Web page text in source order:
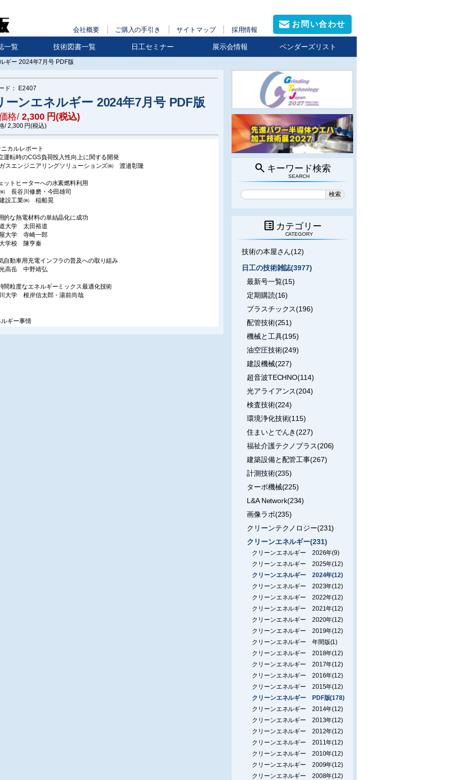
会社概要 ご購入の手引き サイトマップ 採用情報
お問い合わせ
一覧 技術図書一覧 日工セミナー 展示会情報 ベンダーズリスト
ギー 2024年7月号 PDF版
ド： E2407
ーンエネルギー 2024年7月号 PDF版
格/ 2,300円(税込)
/ 2,300円(税込)
カルレポート
運転時のCGS負荷投入性向上に関する開発
スエンジニアリングソリューションズ㈱ 渡邉彰隆
ットヒーターへの水素燃料利用
長谷川修磨・今田雄司
設工業㈱ 稲船晃
的な熱電材料の単結晶化に成功
大学 太田裕道
大学 寺崎一郎
学校 陳亨秦
自動車用充電インフラの普及への取り組み
高岳 中野靖弘
間粒度なエネルギーミックス最適化技術
大学 根岸信太郎・湯前尚哉
ルギー事情
search キーワード検索
SEARCH
list_alt カテゴリー
CATEGORY
技術の本屋さん(12)
日工の技術雑誌(3977)
最新号一覧(15)
定期購読(16)
プラスチックス(196)
配管技術(251)
機械と工具(195)
油空圧技術(249)
建設機械(227)
超音波TECHNO(114)
光アライアンス(204)
検査技術(224)
環境浄化技術(115)
住まいとでんき(227)
福祉介護テクノプラス(206)
建築設備と配管工事(267)
計測技術(235)
ターボ機械(225)
L&A Network(234)
画像ラボ(235)
クリーンテクノロジー(231)
クリーンエネルギー(231)
クリーンエネルギー 2026年(9)
クリーンエネルギー 2025年(12)
クリーンエネルギー 2024年(12)
クリーンエネルギー 2023年(12)
クリーンエネルギー 2022年(12)
クリーンエネルギー 2021年(12)
クリーンエネルギー 2020年(12)
クリーンエネルギー 2019年(12)
クリーンエネルギー 年間版(1)
クリーンエネルギー 2018年(12)
クリーンエネルギー 2017年(12)
クリーンエネルギー 2016年(12)
クリーンエネルギー 2015年(12)
クリーンエネルギー PDF版(178)
クリーンエネルギー 2014年(12)
クリーンエネルギー 2013年(12)
クリーンエネルギー 2012年(12)
クリーンエネルギー 2011年(12)
クリーンエネルギー 2010年(12)
クリーンエネルギー 2009年(12)
クリーンエネルギー 2008年(12)